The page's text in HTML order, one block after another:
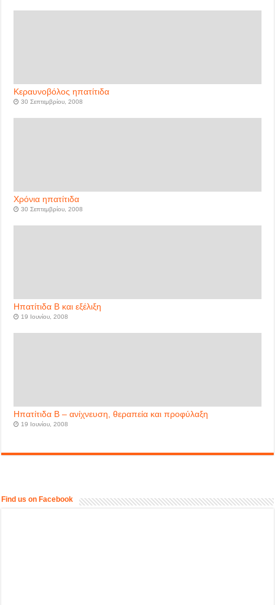
Κεραυνοβόλος ηπατίτιδα
30 Σεπτεμβρίου, 2008
Χρόνια ηπατίτιδα
30 Σεπτεμβρίου, 2008
Ηπατίτιδα Β και εξέλιξη
19 Ιουνίου, 2008
Ηπατίτιδα Β – ανίχνευση, θεραπεία και προφύλαξη
19 Ιουνίου, 2008
Find us on Facebook